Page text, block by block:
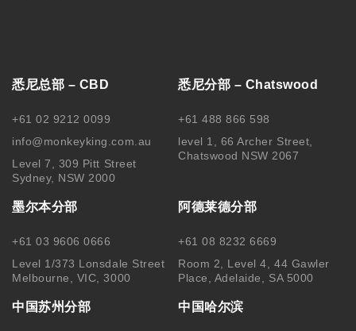
悉尼总部 – CBD
+61 02 9212 0099
info@monkeyking.com.au
Level 7, 309 Pitt Street
Sydney, NSW 2000
悉尼分部 – Chatswood
+61 488 866 598
level 1, 66 Archer Street,
Chatswood NSW 2067
墨尔本分部
+61 03 9606 0666
Level 1/373 Lonsdale Street
Melbourne, VIC, 3000
阿德莱德分部
+61 08 8232 6669
Room 2, Level 4, 44 Gawler
Place, Adelaide, SA 5000
中国苏州分部 中国哈尔滨